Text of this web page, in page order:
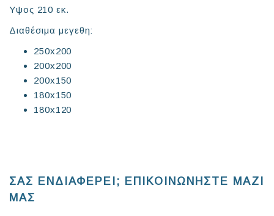
Υψος 210 εκ.
Διαθέσιμα μεγεθη:
250x200
200x200
200x150
180x150
180x120
ΣΑΣ ΕΝΔΙΑΦΕΡΕΙ; ΕΠΙΚΟΙΝΩΝΗΣΤΕ ΜΑΖΙ
ΜΑΣ